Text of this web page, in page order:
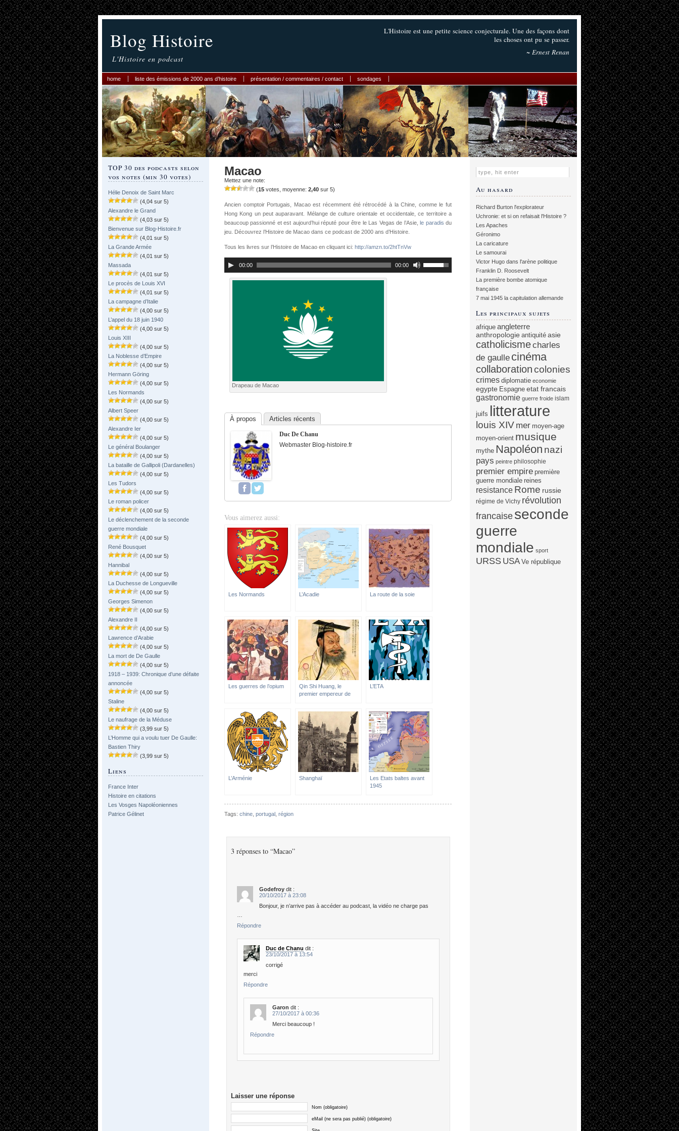
Blog Histoire
L'Histoire en podcast
L'Histoire est une petite science conjecturale. Une des façons dont
les choses ont pu se passer.
~ Ernest Renan
home liste des émissions de 2000 ans d’histoire présentation / commentaires / contact sondages
TOP 30 des podcasts selon
vos notes (min 30 votes)
Hélie Denoix de Saint Marc
(4,04 sur 5)
Alexandre le Grand
(4,03 sur 5)
Bienvenue sur Blog-Histoire.fr
(4,01 sur 5)
La Grande Armée
(4,01 sur 5)
Massada
(4,01 sur 5)
Le procès de Louis XVI
(4,01 sur 5)
La campagne d’Italie
(4,00 sur 5)
L’appel du 18 juin 1940
(4,00 sur 5)
Louis XIII
(4,00 sur 5)
La Noblesse d’Empire
(4,00 sur 5)
Hermann Göring
(4,00 sur 5)
Les Normands
(4,00 sur 5)
Albert Speer
(4,00 sur 5)
Alexandre Ier
(4,00 sur 5)
Le général Boulanger
(4,00 sur 5)
La bataille de Gallipoli (Dardanelles)
(4,00 sur 5)
Les Tudors
(4,00 sur 5)
Le roman policer
(4,00 sur 5)
Le déclenchement de la seconde
guerre mondiale
(4,00 sur 5)
René Bousquet
(4,00 sur 5)
Hannibal
(4,00 sur 5)
La Duchesse de Longueville
(4,00 sur 5)
Georges Simenon
(4,00 sur 5)
Alexandre II
(4,00 sur 5)
Lawrence d’Arabie
(4,00 sur 5)
La mort de De Gaulle
(4,00 sur 5)
1918 – 1939: Chronique d’une défaite
annoncée
(4,00 sur 5)
Staline
(4,00 sur 5)
Le naufrage de la Méduse
(3,99 sur 5)
L’Homme qui a voulu tuer De Gaulle:
Bastien Thiry
(3,99 sur 5)
Liens
France Inter
Histoire en citations
Les Vosges Napoléoniennes
Patrice Gélinet
Macao
Mettez une note:
(15 votes, moyenne: 2,40 sur 5)
Ancien comptoir Portugais, Macao est récemment été rétrocédé à la Chine, comme le fut
Hong Kong un peut auparavant. Mélange de culture orientale et occidentale, ce territoire a
beaucoup passionné et est aujourd’hui réputé pour être le Las Vegas de l’Asie,le paradis du
jeu. Découvrez l’Histoire de Macao dans ce podcast de 2000 ans d’Histoire.
Tous les livres sur l’Histoire de Macao en cliquant ici: http://amzn.to/2htTnVw
00:00 00:00
Drapeau de Macao
À propos Articles récents
Duc De Chanu
Webmaster Blog-histoire.fr
Vous aimerez aussi:
Les Normands L’Acadie La route de la soie
Les guerres de l’opium
Qin Shi Huang, le
premier empereur de
L’ETA
L’Arménie Shanghaï
Les Etats baltes avant
1945
Tags: chine portugal région
3 réponses to “Macao”
Godefroy dit :
20/10/2017 à 23:08
Bonjour, je n’arrive pas à accéder au podcast, la vidéo ne charge pas
Répondre
Duc de Chanu dit :
23/10/2017 à 13:54
corrigé
merci
Répondre
Garon dit :
27/10/2017 à 00:36
Merci beaucoup !
Répondre
Laisser une réponse
Nom (obligatoire)
eMail (ne sera pas publié) (obligatoire)
Au hasard
Richard Burton l'explorateur
Uchronie: et si on refaisait l'Histoire ?
Les Apaches
Géronimo
La caricature
Le samourai
Victor Hugo dans l'arène politique
Franklin D. Roosevelt
La première bombe atomique
française
7 mai 1945 la capitulation allemande
Les principaux sujets
afrique angleterre
anthropologie antiquité asie
catholicismecharles
de gaulle cinéma
collaborationcolonies
crimes diplomatie economie
egypte Espagne etat francais
gastronomie guerre froide islam
juifs litterature
louis XIV mer moyen-age
moyen-orient musique
mythe Napoléon nazi
pays peintre philosophie
premier empire première
guerre mondiale reines
resistance Rome russie
régime de Vichy révolution
francaise seconde
guerre
mondiale sport
URSS USA Ve république